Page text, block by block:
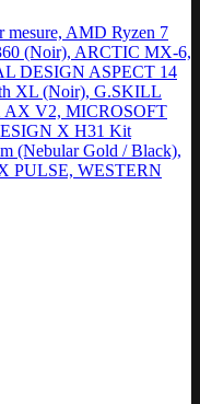
mesure, AMD Ryzen 7
(Noir), ARCTIC MX-6,
DESIGN ASPECT 14
XL (Noir), G.SKILL
AX V2, MICROSOFT
X H31 Kit
(Nebular Gold / Black),
PULSE, WESTERN